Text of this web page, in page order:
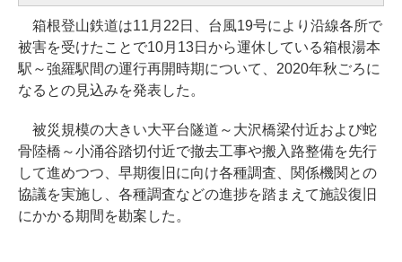
箱根登山鉄道は11月22日、台風19号により沿線各所で
被害を受けたことで10月13日から運休している箱根湯本
駅～強羅駅間の運行再開時期について、2020年秋ごろに
なるとの見込みを発表した。
被災規模の大きい大平台隧道～大沢橋梁付近および蛇
骨陸橋～小涌谷踏切付近で撤去工事や搬入路整備を先行
して進めつつ、早期復旧に向け各種調査、関係機関との
協議を実施し、各種調査などの進捗を踏まえて施設復旧
にかかる期間を勘案した。